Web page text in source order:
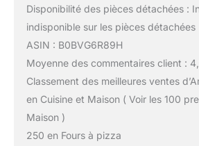
Disponibilité des pièces détachées :
indisponible sur les pièces détachées
ASIN : B0BVG6R89H
Moyenne des commentaires client :
Classement des meilleures ventes
en Cuisine et Maison ( Voir les 100
Maison )
250 en Fours à pizza